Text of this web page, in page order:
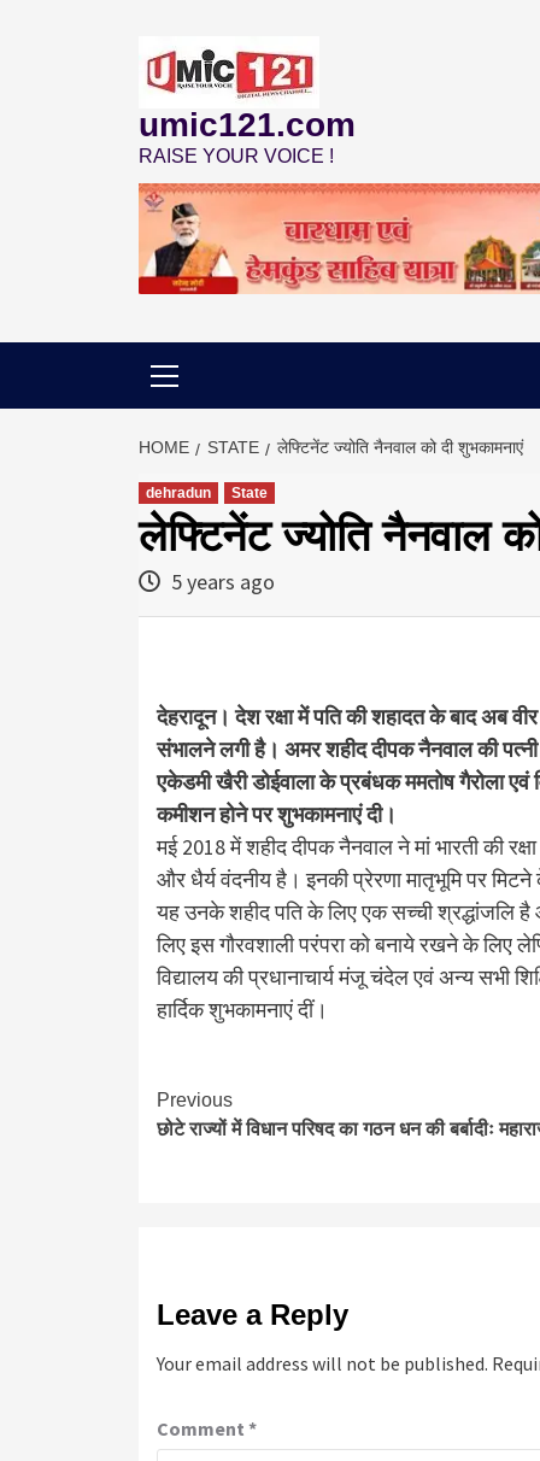
umic121.com
RAISE YOUR VOICE !
HOME STATE लेफ्टिनेंट ज्योति नैनवाल को दी शुभकामनाएं
dehradun State
लेफ्टिनेंट ज्योति नैनवाल
5 years ago
देहरादून। देश रक्षा में पति की शहादत के बाद अब
संभालने लगी है। अमर शहीद दीपक नैनवाल की
एकेडमी खैरी डोईवाला के प्रबंधक ममतोष गैरोला
कमीशन होने पर शुभकामनाएं दी।
मई 2018 में शहीद दीपक नैनवाल ने मां भारती की
और धैर्य वंदनीय है। इनकी प्रेरणा मातृभूमि पर
यह उनके शहीद पति के लिए एक सच्ची श्रद्धांजलि
लिए इस गौरवशाली परंपरा को बनाये रखने के लिए
विद्यालय की प्रधानाचार्य मंजू चंदेल एवं अन्य सभी
हार्दिक शुभकामनाएं दीं।
Continue
Reading
Previous
छोटे राज्यों में विधान परिषद का गठन धन की बर्बादीः
Leave a Reply
Your email address will not be published.
Comment *